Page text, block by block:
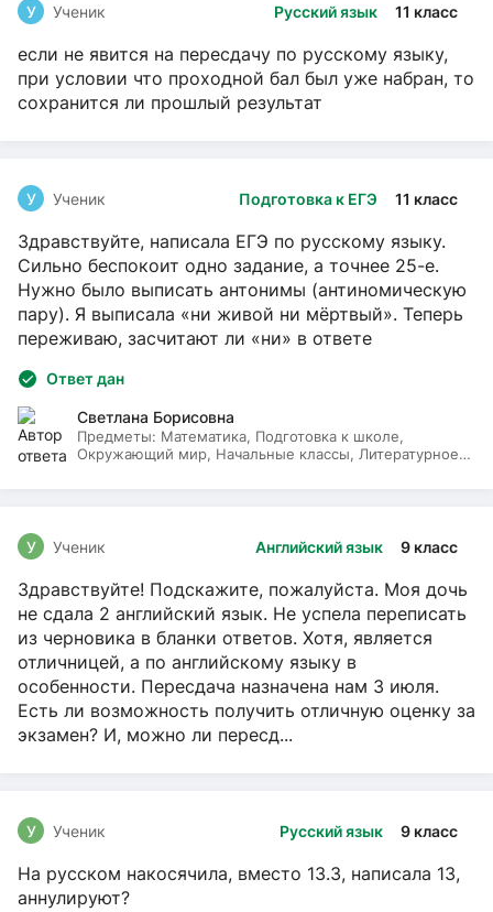
Русский язык 11 класс
У Ученик
если не явится на пересдачу по русскому языку,
при условии что проходной бал был уже набран, то
сохранится ли прошлый результат
Подготовка к ЕГЭ 11 класс
У Ученик
Здравствуйте, написала ЕГЭ по русскому языку.
Сильно беспокоит одно задание, а точнее 25-е.
Нужно было выписать антонимы (антиномическую
пару). Я выписала «ни живой ни мёртвый». Теперь
переживаю, засчитают ли «ни» в ответе
Ответ дан
Светлана Борисовна
Предметы: Математика, Подготовка к школе,
Окружающий мир, Начальные классы, Литературное
Английский язык 9 класс
У Ученик
Здравствуйте! Подскажите, пожалуйста. Моя дочь
не сдала 2 английский язык. Не успела переписать
из черновика в бланки ответов. Хотя, является
отличницей, а по английскому языку в
особенности. Пересдача назначена нам 3 июля.
Есть ли возможность получить отличную оценку за
экзамен? И, можно ли пересд...
Русский язык 9 класс
У Ученик
На русском накосячила, вместо 13.3, написала 13,
аннулируют?